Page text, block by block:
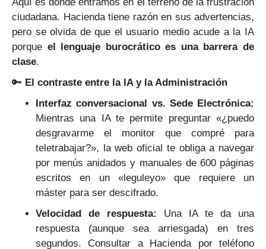
ciudadana. Hacienda tiene razón en sus advertencias,
pero se olvida de que el usuario medio acude a la IA
porque el lenguaje burocrático es una barrera de
clase.
🔑 El contraste entre la IA y la Administración
Interfaz conversacional vs. Sede Electrónica:
Mientras una IA te permite preguntar «¿puedo
desgravarme el monitor que compré para
teletrabajar?», la web oficial te obliga a navegar
por menús anidados y manuales de 600 páginas
escritos en un «leguleyo» que requiere un
máster para ser descifrado.
Velocidad de respuesta:
Una IA te da una
respuesta (aunque sea arriesgada) en tres
segundos. Consultar a Hacienda por teléfono